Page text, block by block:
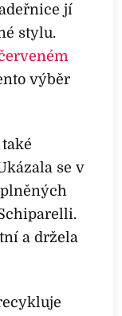
jí
stylu.
výběr
se v
a držela